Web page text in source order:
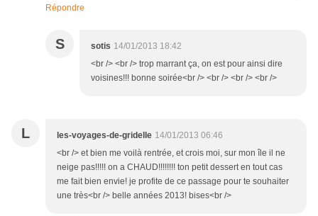
Répondre
S sotis 14/01/2013 18:42
<br /> <br /> trop marrant ça, on est pour ainsi dire
voisines!!! bonne soirée<br /> <br /> <br /> <br />
L les-voyages-de-gridelle 14/01/2013 06:46
<br /> et bien me voilà rentrée, et crois moi, sur mon île il ne
neige pas!!!!! on a CHAUD!!!!!!!! ton petit dessert en tout cas
me fait bien envie! je profite de ce passage pour te souhaiter
une très<br /> belle années 2013! bises<br />